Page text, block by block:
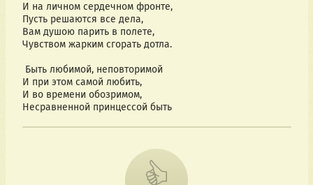
И на личном сердечном фронте,
Пусть решаются все дела,
Вам душою парить в полете,
Чувством жарким сгорать дотла.
Быть любимой, неповторимой
И при этом самой любить,
И во времени обозримом,
Несравненной принцессой быть